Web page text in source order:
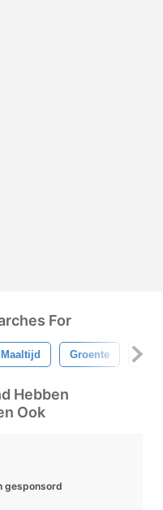
For
Maaltijd Groente
Hebben
Ook
gesponsord